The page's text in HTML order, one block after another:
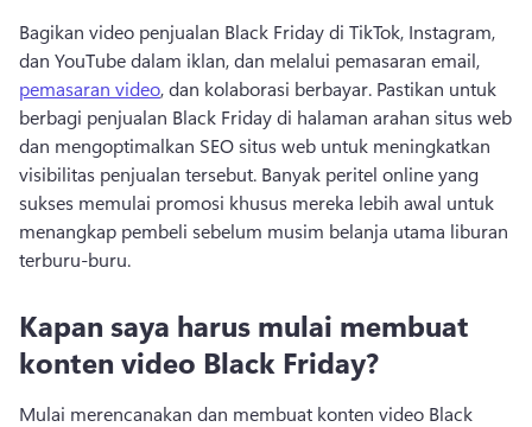
Bagikan video penjualan Black Friday di TikTok, Instagram,
dan YouTube dalam iklan, dan melalui pemasaran email,
pemasaran video, dan kolaborasi berbayar. Pastikan untuk
berbagi penjualan Black Friday di halaman arahan situs web
dan mengoptimalkan SEO situs web untuk meningkatkan
visibilitas penjualan tersebut. Banyak peritel online yang
sukses memulai promosi khusus mereka lebih awal untuk
menangkap pembeli sebelum musim belanja utama liburan
terburu-buru.
Kapan saya harus mulai membuat
konten video Black Friday?
Mulai merencanakan dan membuat konten video Black